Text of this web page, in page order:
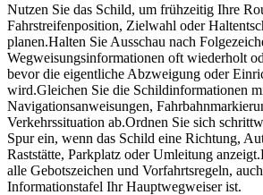
Nutzen Sie das Schild, um frühzeitig Ihre
Fahrstreifenposition, Zielwahl oder
planen.Halten Sie Ausschau nach
Wegweisungsinformationen oft wiederholt
bevor die eigentliche Abzweigung oder
wird.Gleichen Sie die Schildinformationen
Navigationsanweisungen,
Verkehrssituation ab.Ordnen Sie sich
Spur ein, wenn das Schild eine Richtung,
Raststätte, Parkplatz oder Umleitung anzeigt.
alle Gebotszeichen und Vorfahrtsregeln,
Informationstafel Ihr Hauptwegweiser ist.